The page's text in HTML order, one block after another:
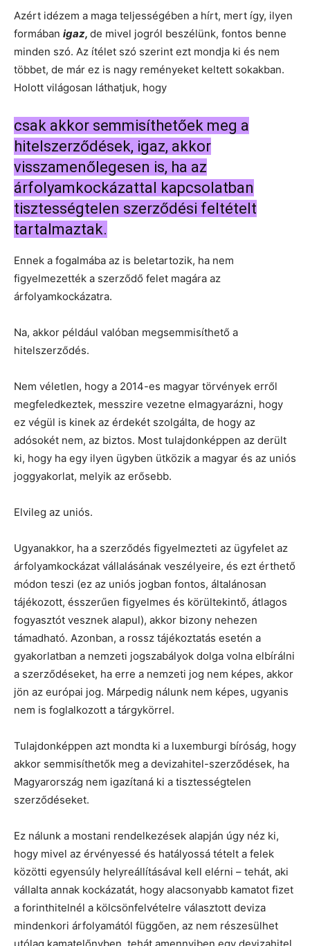
Azért idézem a maga teljességében a hírt, mert így, ilyen
formában igaz, de mivel jogról beszélünk, fontos benne
minden szó. Az ítélet szó szerint ezt mondja ki és nem
többet, de már ez is nagy reményeket keltett sokakban.
Holott világosan láthatjuk, hogy
csak akkor semmisíthetőek meg a
hitelszerződések, igaz, akkor
visszamenőlegesen is, ha az
árfolyamkockázattal kapcsolatban
tisztességtelen szerződési feltételt
tartalmaztak.
Ennek a fogalmába az is beletartozik, ha nem
figyelmezették a szerződő felet magára az
árfolyamkockázatra.
Na, akkor például valóban megsemmisíthető a
hitelszerződés.
Nem véletlen, hogy a 2014-es magyar törvények erről
megfeledkeztek, messzire vezetne elmagyarázni, hogy
ez végül is kinek az érdekét szolgálta, de hogy az
adósokét nem, az biztos. Most tulajdonképpen az derült
ki, hogy ha egy ilyen ügyben ütközik a magyar és az uniós
joggyakorlat, melyik az erősebb.
Elvileg az uniós.
Ugyanakkor, ha a szerződés figyelmezteti az ügyfelet az
árfolyamkockázat vállalásának veszélyeire, és ezt érthető
módon teszi (ez az uniós jogban fontos, általánosan
tájékozott, ésszerűen figyelmes és körültekintő, átlagos
fogyasztót vesznek alapul), akkor bizony nehezen
támadható. Azonban, a rossz tájékoztatás esetén a
gyakorlatban a nemzeti jogszabályok dolga volna elbírálni
a szerződéseket, ha erre a nemzeti jog nem képes, akkor
jön az európai jog. Márpedig nálunk nem képes, ugyanis
nem is foglalkozott a tárgykörrel.
Tulajdonképpen azt mondta ki a luxemburgi bíróság, hogy
akkor semmisíthetők meg a devizahitel-szerződések, ha
Magyarország nem igazítaná ki a tisztességtelen
szerződéseket.
Ez nálunk a mostani rendelkezések alapján úgy néz ki,
hogy mivel az érvényessé és hatályossá tételt a felek
közötti egyensúly helyreállításával kell elérni – tehát, aki
vállalta annak kockázatát, hogy alacsonyabb kamatot fizet
a forinthitelnél a kölcsönfelvételre választott deviza
mindenkori árfolyamától függően, az nem részesülhet